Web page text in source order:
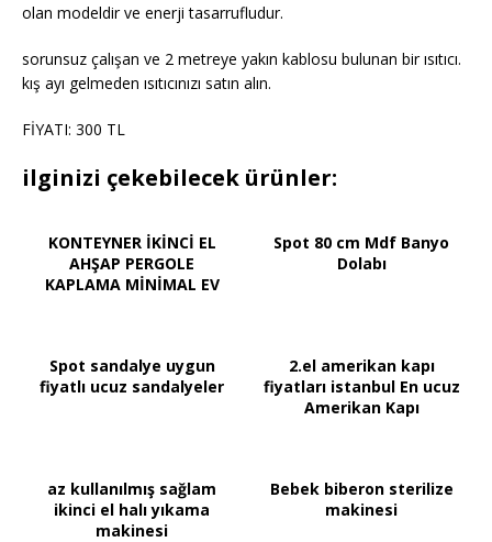
olan modeldir ve enerji tasarrufludur.
sorunsuz çalışan ve 2 metreye yakın kablosu bulunan bir ısıtıcı.
kış ayı gelmeden ısıtıcınızı satın alın.
FİYATI: 300 TL
ilginizi çekebilecek ürünler:
KONTEYNER İKİNCİ EL
AHŞAP PERGOLE
KAPLAMA MİNİMAL EV
Spot 80 cm Mdf Banyo
Dolabı
Spot sandalye uygun
fiyatlı ucuz sandalyeler
2.el amerikan kapı
fiyatları istanbul En ucuz
Amerikan Kapı
az kullanılmış sağlam
ikinci el halı yıkama
makinesi
Bebek biberon sterilize
makinesi